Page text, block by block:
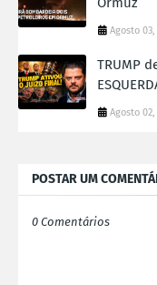
Agosto 03,
TRUMP
Agosto 02,
POSTAR UM
0 Comentários